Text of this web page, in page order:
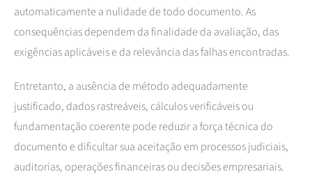
automaticamente a nulidade de todo documento. As
consequências dependem da finalidade da avaliação, das
exigências aplicáveis e da relevância das falhas encontradas.
Entretanto, a ausência de método adequadamente
justificado, dados rastreáveis, cálculos verificáveis ou
fundamentação coerente pode reduzir a força técnica do
documento e dificultar sua aceitação em processos judiciais,
auditorias, operações financeiras ou decisões empresariais.